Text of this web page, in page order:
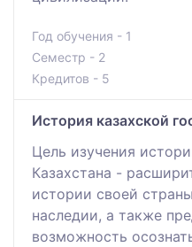
Год обучения - 1
Семестр - 2
Кредитов - 5
История казахской
Цель изучения
Казахстана -
истории своей
наследии, а также
возможность